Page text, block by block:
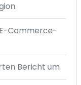
Commerce-
Bericht um